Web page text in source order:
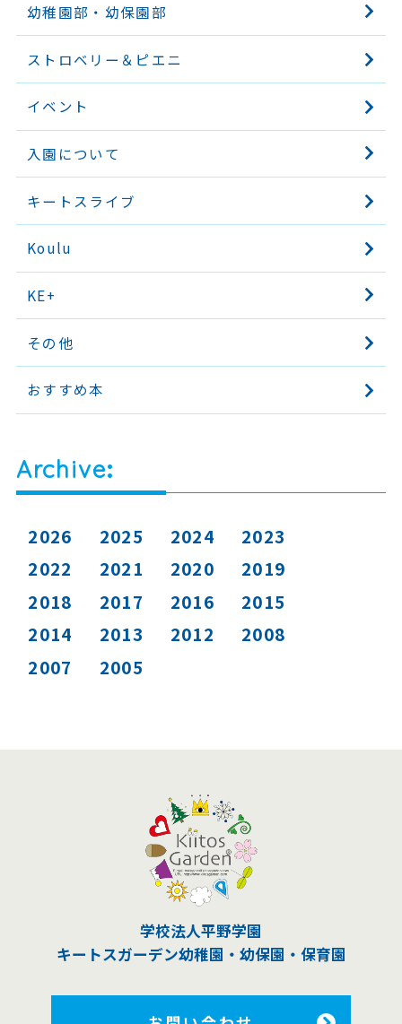
幼稚園部・幼保園部
ストロベリー＆ピエニ
イベント
入園について
キートスライブ
Koulu
KE+
その他
おすすめ本
Archive
2026 2025 2024
2023
2022
2021 2020
2019
2018
2017 2016
2015
2014
2013 2012
2008
2007
2005
学校法人平野学園
キートスガーデン幼稚園 ・幼保園・保育園